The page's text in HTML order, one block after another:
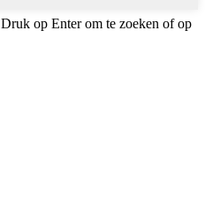
Druk op Enter om te zoeken of op